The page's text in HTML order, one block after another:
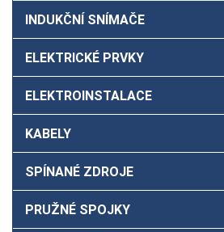
INDUKČNÍ SNÍMAČE
ELEKTRICKÉ PRVKY
ELEKTROINSTALACE
KABELY
SPÍNANÉ ZDROJE
PRUŽNÉ SPOJKY